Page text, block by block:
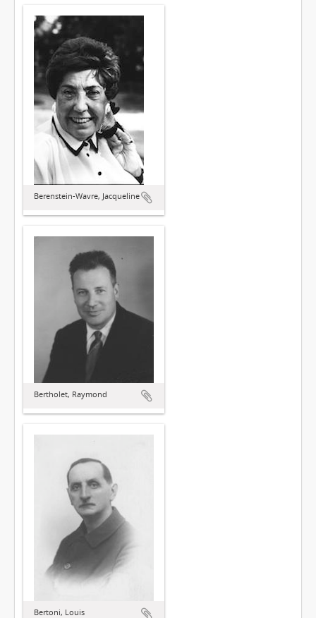
Berenstein-Wavre, Jacqueline
Bertholet, Raymond
Bertoni, Louis